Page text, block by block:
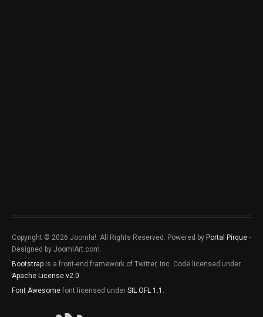
Copyright © 2026 Joomla!. All Rights Reserved. Powered by Portal Pirque -
Designed by JoomlArt.com.
Bootstrap is a front-end framework of Twitter, Inc. Code licensed under
Apache License v2.0.
Font Awesome font licensed under SIL OFL 1.1 .